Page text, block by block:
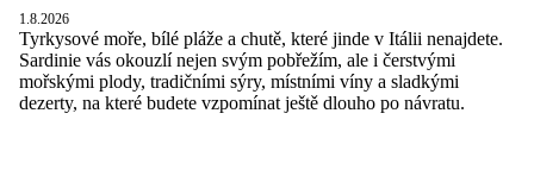
1.8.2026
Tyrkysové moře, bílé pláže a chutě, které jinde v Itálii nenajdete.
Sardinie vás okouzlí nejen svým pobřežím, ale i čerstvými
mořskými plody, tradičními sýry, místními víny a sladkými
dezerty, na které budete vzpomínat ještě dlouho po návratu.